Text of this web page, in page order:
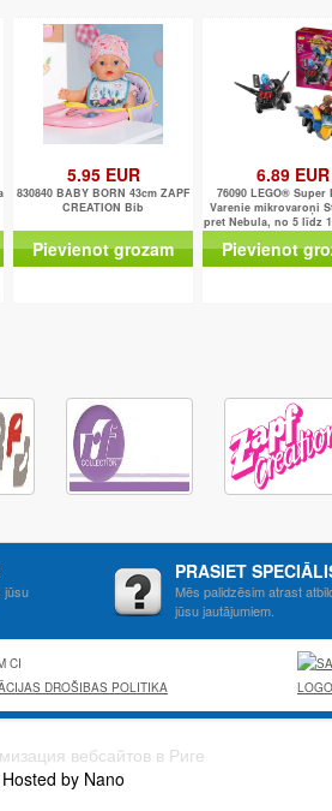
5.95 EUR
830840 BABY BORN 43cm ZAPF
CREATION Bib
Pievienot grozam
6.89 EUR
76090 LEGO® Super
Varenie mikrovaroņi
pret Nebula, no 5 līdz
NEW 2018!
Pievienot
jūsu
PRASIET
Mēs palidzēsim atrast
jūsu jautājumiem.
CI
DROŠIBAS POLITIKA
вебсайтов в Риге
Hosted by Nano